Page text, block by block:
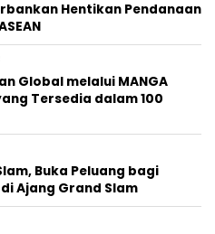
Hentikan Pendanaan
Global melalui MANGA
Tersedia dalam 100
Buka Peluang bagi
Ajang Grand Slam